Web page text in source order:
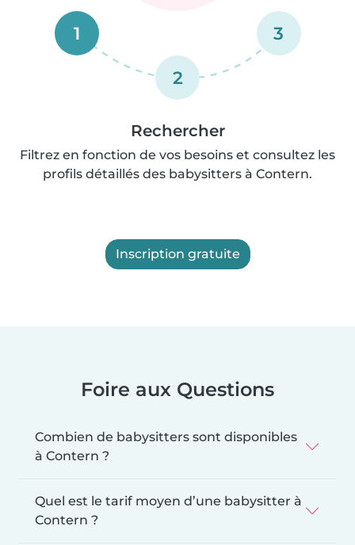
1
2
3
Rechercher
Filtrez en fonction de vos besoins et consultez les
profils détaillés des babysitters à Contern.
Inscription gratuite
Foire aux Questions
Combien de babysitters sont disponibles
à Contern ?
Quel est le tarif moyen d’une babysitter à
Contern ?